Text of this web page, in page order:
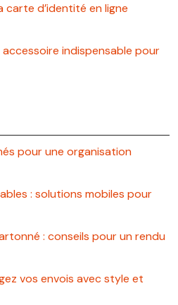
d’identité en ligne
indispensable pour
pour une organisation
: solutions mobiles pour
: conseils pour un rendu
vos envois avec style et